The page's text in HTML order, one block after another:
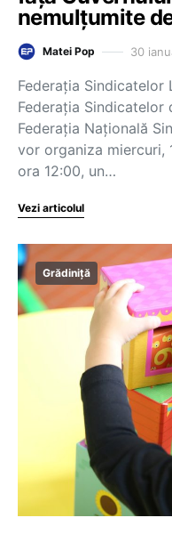
nemulțumite
Matei Pop 30
Federația Sindicatelor
Federația Sindicatelor
Federația Națională
vor organiza miercuri,
ora 12:00, un…
Vezi articolul
Grădiniță